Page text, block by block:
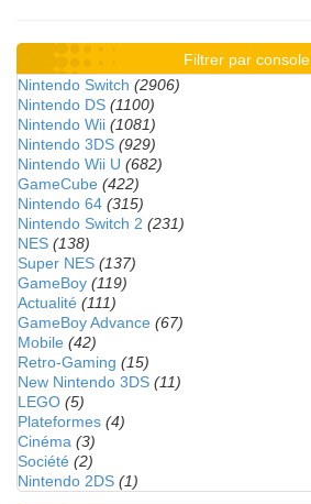
Filtrer par console
Nintendo Switch (2906)
Nintendo DS (1100)
Nintendo Wii (1081)
Nintendo 3DS (929)
Nintendo Wii U (682)
GameCube (422)
Nintendo 64 (315)
Nintendo Switch 2 (231)
NES (138)
Super NES (137)
GameBoy (119)
Actualité (111)
GameBoy Advance (67)
Mobile (42)
Retro-Gaming (15)
New Nintendo 3DS (11)
LEGO (5)
Plateformes (4)
Cinéma (3)
Société (2)
Nintendo 2DS (1)